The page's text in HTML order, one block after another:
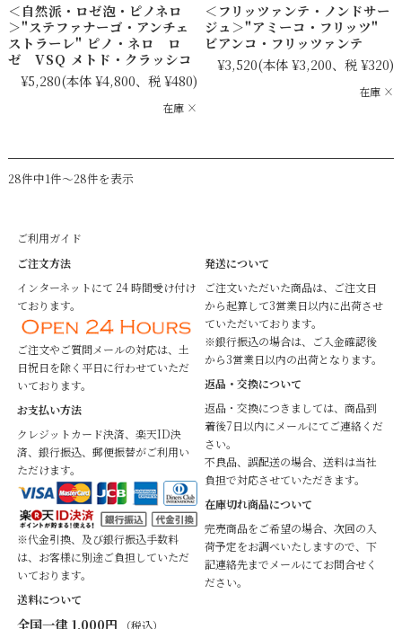
＜自然派・ロゼ泡・ピノネロ
＞"ステファナーゴ・アンチェ
ストラーレ" ピノ・ネロ ロ
ゼ VSQ メトド・クラッシコ
¥5,280(本体 ¥4,800、税 ¥480)
在庫 ×
＜フリッツァンテ・ノンドサー
ジュ＞"アミーコ・フリッツ"
ビアンコ・フリッツァンテ
¥3,520(本体 ¥3,200、税 ¥320)
在庫 ×
28件中1件～28件を表示
ご利用ガイド
ご注文方法
インターネットにて 24 時間受け付け
ております。
ご注文やご質問メールの対応は、土
日祝日を除く平日に行わせていただ
いております。
お支払い方法
クレジットカード決済、楽天ID決
済、銀行振込、郵便振替がご利用い
ただけます。
※代金引換、及び銀行振込手数料
は、お客様に別途ご負担していただ
いております。
送料について
全国一律 1,000円 （税込）
発送について
ご注文いただいた商品は、ご注文日
から起算して3営業日以内に出荷させ
ていただいております。
※銀行振込の場合は、ご入金確認後
から3営業日以内の出荷となります。
返品・交換について
返品・交換につきましては、商品到
着後7日以内にメールにてご連絡くだ
さい。
不良品、誤配送の場合、送料は当社
負担で対応させていただきます。
在庫切れ商品について
完売商品をご希望の場合、次回の入
荷予定をお調べいたしますので、下
記連絡先までメールにてお問合せく
ださい。